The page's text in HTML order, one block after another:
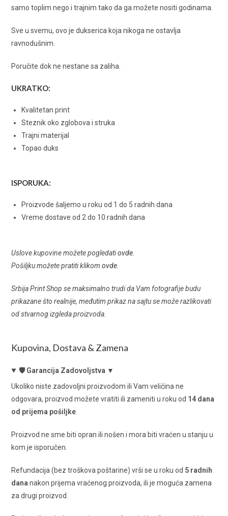
samo toplim nego i trajnim tako da ga možete nositi godinama.
Sve u svemu, ovo je dukserica koja nikoga ne ostavlja
ravnodušnim.
Poručite dok ne nestane sa zaliha.
UKRATKO:
Kvalitetan print
Steznik oko zglobova i struka
Trajni materijal
Topao duks
ISPORUKA:
Proizvode šaljemo u roku od 1 do 5 radnih dana
Vreme dostave od 2 do 10 radnih dana
Uslove kupovine možete pogledatiovde
Pošiljku možete pratiti klikomovde
Srbija Print Shop se maksimalno trudi da Vam fotografije budu
prikazane što realnije, međutim prikaz na sajtu se može razlikovati
od stvarnog izgleda proizvoda.
Kupovina, Dostava & Zamena
🛡️ Garancija Zadovoljstva ▼
Ukoliko niste zadovoljni proizvodom ili Vam veličina ne
odgovara, proizvod možete vratiti ili zameniti u roku od 14 dana
od prijema pošiljke
Proizvod ne sme biti opran ili nošen i mora biti vraćen u stanju u
kom je isporučen.
Refundacija (bez troškova poštarine) vrši se u roku od 5 radnih
dana nakon prijema vraćenog proizvoda, ili je moguća zamena
za drugi proizvod.